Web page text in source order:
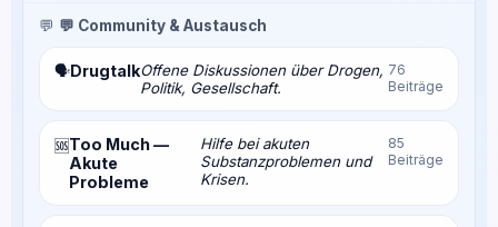
💬 💬 Community & Austausch
🗣️DrugtalkOffene Diskussionen über Drogen,
Politik, Gesellschaft.
76
Beiträge
🆘Too Much —
Akute
Probleme
Hilfe bei akuten
Substanzproblemen und
Krisen.
85
Beiträge